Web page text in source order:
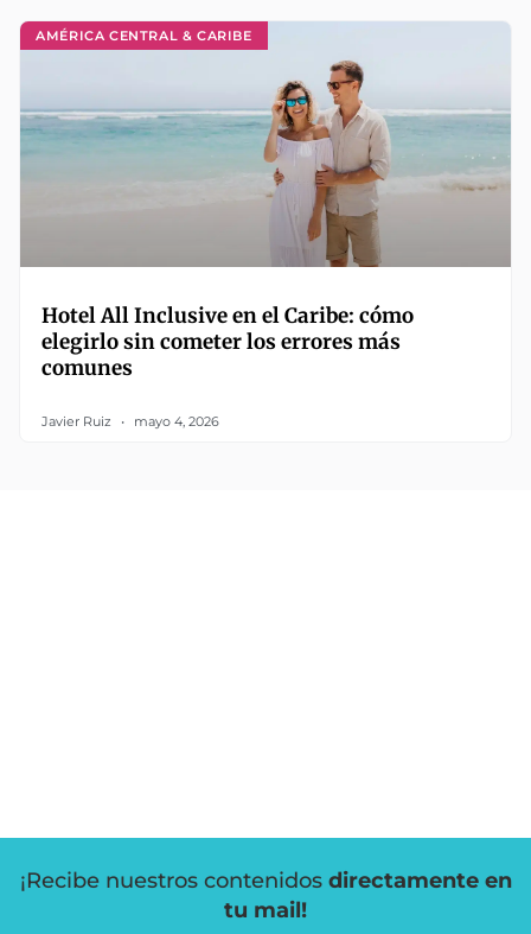
AMÉRICA CENTRAL & CARIBE
Hotel All Inclusive en el Caribe: cómo
elegirlo sin cometer los errores más
comunes
Javier Ruiz mayo 4, 2026
¡Recibe nuestros contenidos directamente en
tu mail!